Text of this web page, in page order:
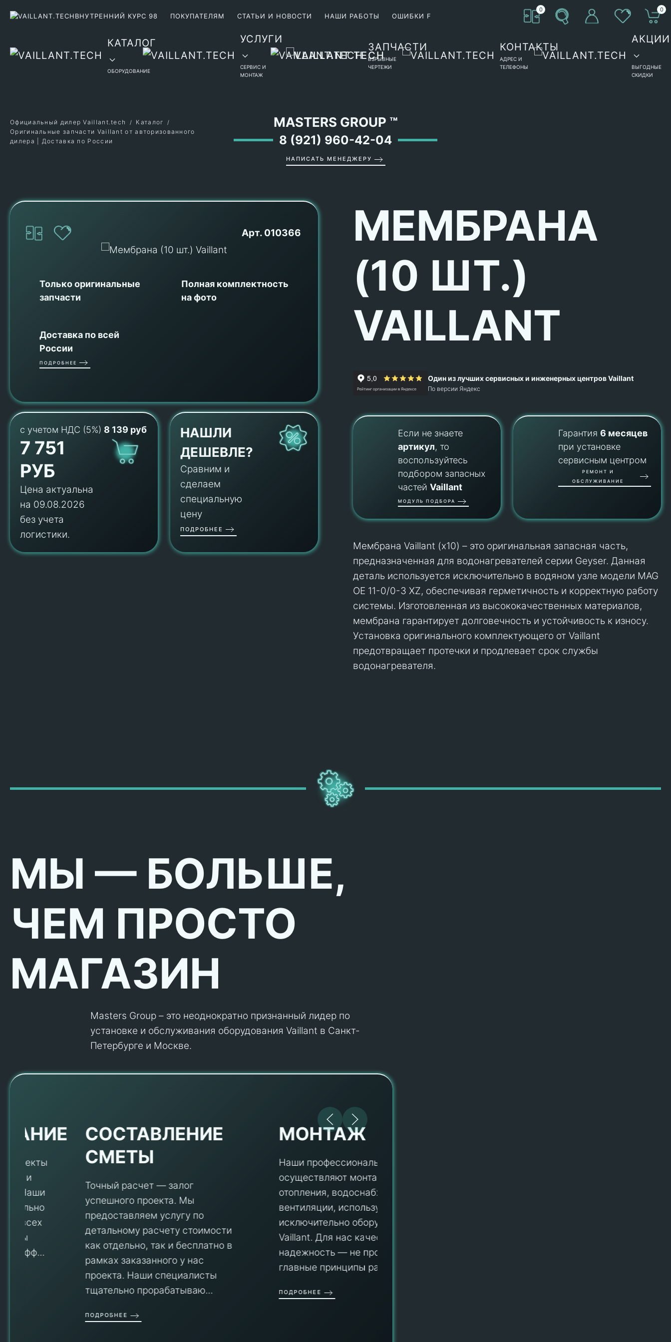
ВНУТРЕННИЙ КУРС 98 ПОКУПАТЕЛЯМ СТАТЬИ И НОВОСТИ НАШИ РАБОТЫ ОШИБКИ F
0 0
КАТАЛОГ
ОБОРУДОВАНИЕ
УСЛУГИ
СЕРВИС И
МОНТАЖ
ЗАПЧАСТИ
ВЗРЫВНЫЕ
ЧЕРТЕЖИ
КОНТАКТЫ
АДРЕС И
ТЕЛЕФОНЫ
АКЦИИ
ВЫГОДНЫЕ
СКИДКИ
MASTERS GROUP ™
8 (921) 960-42-04
НАПИСАТЬ МЕНЕДЖЕРУ
Официальный дилер Vaillant.tech
Каталог
Оригинальные запчасти Vaillant от авторизованного
дилера | Доставка по России
Арт. 010366
Только оригинальные
запчасти
Полная комплектность
на фото
Доставка по всей
России
ПОДРОБНЕЕ
с учетом НДС (5%) 8 139 руб
7 751
РУБ
Цена актуальна
на 09.08.2026
без учета
логистики.
НАШЛИ
ДЕШЕВЛЕ?
Сравним и
сделаем
специальную
цену
ПОДРОБНЕЕ
МЕМБРАНА
(10 ШТ.)
VAILLANT
Один из лучших сервисных и инженерных центров Vaillant
По версии Яндекс
Если не знаете
артикул, то
воспользуйтесь
подбором запасных
частейVaillant
МОДУЛЬ ПОДБОРА
Гарантия6 месяцев
при установке
сервисным центром
РЕМОНТ И
ОБСЛУЖИВАНИЕ
Мембрана Vaillant (x10) – это оригинальная запасная часть,
предназначенная для водонагревателей серии Geyser. Данная
деталь используется исключительно в водяном узле модели MAG
OE 11-0/0-3 XZ, обеспечивая герметичность и корректную работу
системы. Изготовленная из высококачественных материалов,
мембрана гарантирует долговечность и устойчивость к износу.
Установка оригинального комплектующего от Vaillant
предотвращает протечки и продлевает срок службы
водонагревателя.
МЫ — БОЛЬШЕ,
ЧЕМ ПРОСТО
МАГАЗИН
Masters Group – это неоднократно признанный лидер по
установке и обслуживания оборудования Vaillant в Санкт-
Петербурге и Москве.
СОСТАВЛЕНИЕ
СМЕТЫ
Точный расчет — залог
успешного проекта. Мы
предоставляем услугу по
детальному расчету стоимости
как отдельно, так и бесплатно в
рамках заказанного у нас
проекта. Наши специалисты
тщательно прорабатываю...
МОНТАЖ
Наши профессионалы
осуществляют монтаж систем
отопления, водоснабжения и
вентиляции, используя
исключительно оборудование
Vaillant. Для нас качество и
надежность — не просто слова, а
главные принципы ра...